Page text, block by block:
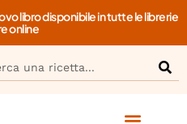
libro disponibile in tutte le librerie
online